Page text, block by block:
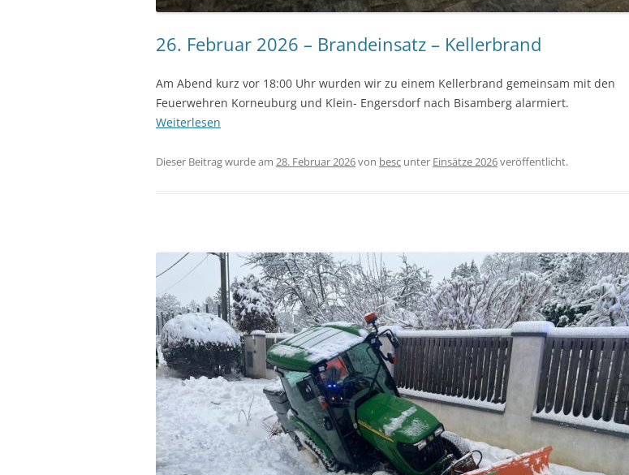
26. Februar 2026 – Brandeinsatz – Kellerbrand
Am Abend kurz vor 18:00 Uhr wurden wir zu einem Kellerbrand gemeinsam mit den
Feuerwehren Korneuburg und Klein- Engersdorf nach Bisamberg alarmiert.
Weiterlesen
Dieser Beitrag wurde am 28. Februar 2026von besc unter Einsätze 2026veröffentlicht.